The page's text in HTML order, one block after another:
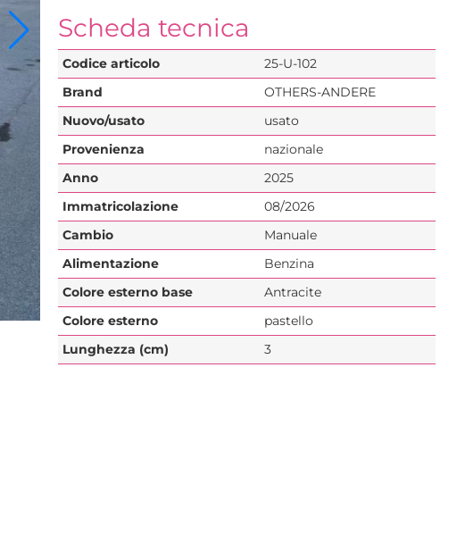
Scheda tecnica
Codice articolo
25-U-102
Brand
OTHERS-ANDERE
Nuovo/usato
usato
Provenienza
nazionale
Anno
2025
Immatricolazione
08/2026
Cambio
Manuale
Alimentazione
Benzina
Colore esterno base
Antracite
Colore esterno
pastello
Lunghezza (cm)
3